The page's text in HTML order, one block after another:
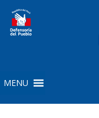
MENU